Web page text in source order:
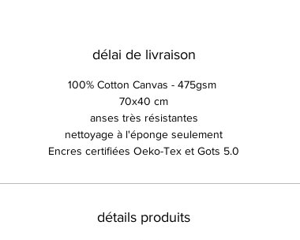
délai de livraison
100% Cotton Canvas - 475gsm
70x40 cm
anses très résistantes
nettoyage à l'éponge seulement
Encres certifiées Oeko-Tex et Gots 5.0
détails produits